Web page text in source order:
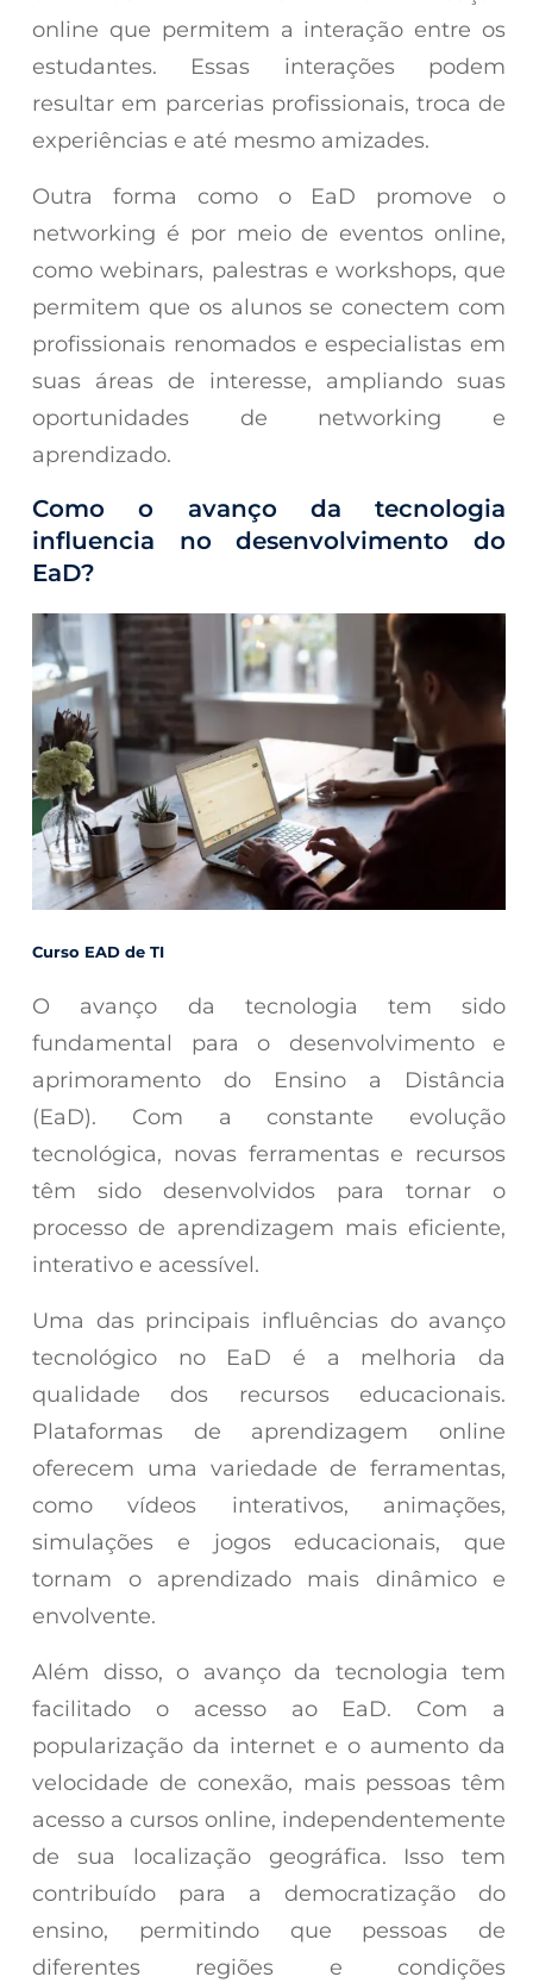
online que permitem a interação entre os
estudantes. Essas interações podem
resultar em parcerias profissionais, troca de
experiências e até mesmo amizades.
Outra forma como o EaD promove o
networking é por meio de eventos online,
como webinars, palestras e workshops, que
permitem que os alunos se conectem com
profissionais renomados e especialistas em
suas áreas de interesse, ampliando suas
oportunidades de networking e
aprendizado.
Como o avanço da tecnologia
influencia no desenvolvimento do
EaD?
Curso EAD de TI
O avanço da tecnologia tem sido
fundamental para o desenvolvimento e
aprimoramento do Ensino a Distância
(EaD). Com a constante evolução
tecnológica, novas ferramentas e recursos
têm sido desenvolvidos para tornar o
processo de aprendizagem mais eficiente,
interativo e acessível.
Uma das principais influências do avanço
tecnológico no EaD é a melhoria da
qualidade dos recursos educacionais.
Plataformas de aprendizagem online
oferecem uma variedade de ferramentas,
como vídeos interativos, animações,
simulações e jogos educacionais, que
tornam o aprendizado mais dinâmico e
envolvente.
Além disso, o avanço da tecnologia tem
facilitado o acesso ao EaD. Com a
popularização da internet e o aumento da
velocidade de conexão, mais pessoas têm
acesso a cursos online, independentemente
de sua localização geográfica. Isso tem
contribuído para a democratização do
ensino, permitindo que pessoas de
diferentes regiões e condições